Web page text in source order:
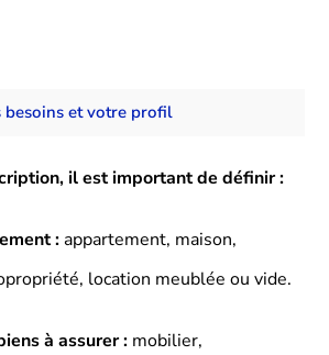
besoins et votre profil
il est important de définir :
:appartement, maison,
location meublée ou vide.
à assurer : mobilier,